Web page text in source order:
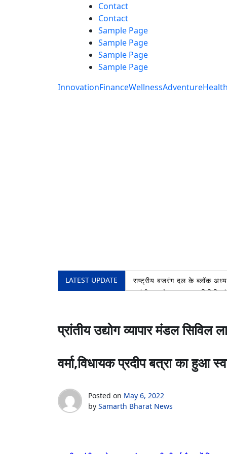
Contact
Contact
Sample Page
Sample Page
Sample Page
Sample Page
InnovationFinanceWellnessAdventureHealth
LATEST UPDATE राष्ट्रीय बजरंग दल के ब्लॉक
प्रांतीय उद्योग व्यापार
आज दिनांक 7 अगस्त 2026 को
7 August Ka Rashifal: इन
भारी बारिश से नगर के जलमग्न
प्रांतीय उद्योग व्यापार मंडल सिविल
वर्मा,विधायक प्रदीप बत्रा का हुआ
Posted on May 6, 2022
by Samarth Bharat News